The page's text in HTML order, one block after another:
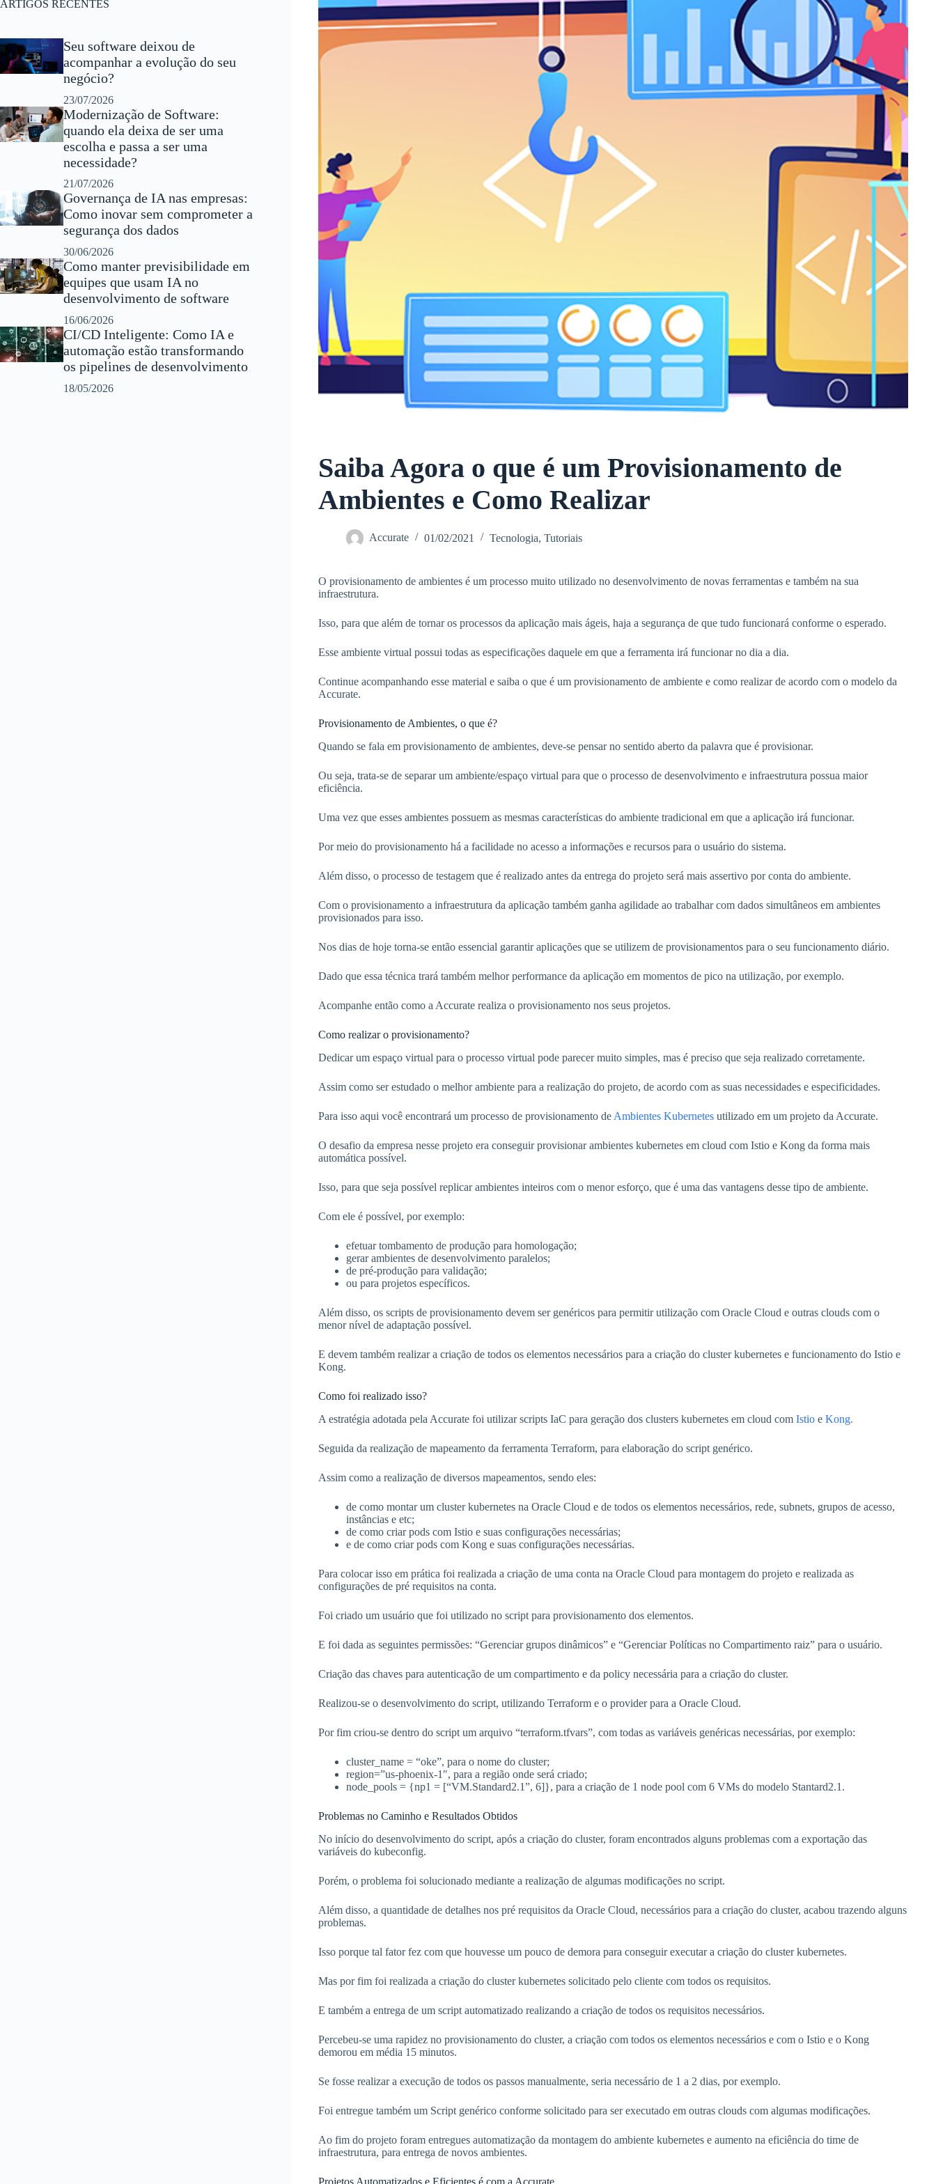
Saiba Agora o que é um Provisionamento de
Ambientes e Como Realizar
Accurate 01/02/2021 Tecnologia, Tutoriais
O provisionamento de ambientes é um processo muito utilizado no desenvolvimento de novas ferramentas e também na sua
infraestrutura.
Isso, para que além de tornar os processos da aplicação mais ágeis, haja a segurança de que tudo funcionará conforme o esperado.
Esse ambiente virtual possui todas as especificações daquele em que a ferramenta irá funcionar no dia a dia.
Continue acompanhando esse material e saiba o que é um provisionamento de ambiente e como realizar de acordo com o modelo da
Accurate.
Provisionamento de Ambientes, o que é?
Quando se fala em provisionamento de ambientes, deve-se pensar no sentido aberto da palavra que é provisionar.
Ou seja, trata-se de separar um ambiente/espaço virtual para que o processo de desenvolvimento e infraestrutura possua maior
eficiência.
Uma vez que esses ambientes possuem as mesmas características do ambiente tradicional em que a aplicação irá funcionar.
Por meio do provisionamento há a facilidade no acesso a informações e recursos para o usuário do sistema.
Além disso, o processo de testagem que é realizado antes da entrega do projeto será mais assertivo por conta do ambiente.
Com o provisionamento a infraestrutura da aplicação também ganha agilidade ao trabalhar com dados simultâneos em ambientes
provisionados para isso.
Nos dias de hoje torna-se então essencial garantir aplicações que se utilizem de provisionamentos para o seu funcionamento diário.
Dado que essa técnica trará também melhor performance da aplicação em momentos de pico na utilização, por exemplo.
Acompanhe então como a Accurate realiza o provisionamento nos seus projetos.
Como realizar o provisionamento?
Dedicar um espaço virtual para o processo virtual pode parecer muito simples, mas é preciso que seja realizado corretamente.
Assim como ser estudado o melhor ambiente para a realização do projeto, de acordo com as suas necessidades e especificidades.
Para isso aqui você encontrará um processo de provisionamento de Ambientes Kubernetes utilizado em um projeto da Accurate.
O desafio da empresa nesse projeto era conseguir provisionar ambientes kubernetes em cloud com Istio e Kong da forma mais
automática possível.
Isso, para que seja possível replicar ambientes inteiros com o menor esforço, que é uma das vantagens desse tipo de ambiente.
Com ele é possível, por exemplo:
efetuar tombamento de produção para homologação;
gerar ambientes de desenvolvimento paralelos;
de pré-produção para validação;
ou para projetos específicos.
Além disso, os scripts de provisionamento devem ser genéricos para permitir utilização com Oracle Cloud e outras clouds com o
menor nível de adaptação possível.
E devem também realizar a criação de todos os elementos necessários para a criação do cluster kubernetes e funcionamento do Istio e
Kong.
Como foi realizado isso?
A estratégia adotada pela Accurate foi utilizar scripts IaC para geração dos clusters kubernetes em cloud com Istioe Kong.
Seguida da realização de mapeamento da ferramenta Terraform, para elaboração do script genérico.
Assim como a realização de diversos mapeamentos, sendo eles:
de como montar um cluster kubernetes na Oracle Cloud e de todos os elementos necessários, rede, subnets, grupos de acesso,
instâncias e etc;
de como criar pods com Istio e suas configurações necessárias;
e de como criar pods com Kong e suas configurações necessárias.
Para colocar isso em prática foi realizada a criação de uma conta na Oracle Cloud para montagem do projeto e realizada as
configurações de pré requisitos na conta.
Foi criado um usuário que foi utilizado no script para provisionamento dos elementos.
E foi dada as seguintes permissões: “Gerenciar grupos dinâmicos” e “Gerenciar Políticas no Compartimento raiz” para o usuário.
Criação das chaves para autenticação de um compartimento e da policy necessária para a criação do cluster.
Realizou-se o desenvolvimento do script, utilizando Terraform e o provider para a Oracle Cloud.
Por fim criou-se dentro do script um arquivo “terraform.tfvars”, com todas as variáveis genéricas necessárias, por exemplo:
cluster_name = “oke”, para o nome do cluster;
region=”us-phoenix-1″, para a região onde será criado;
node_pools = {np1 = [“VM.Standard2.1”, 6]}, para a criação de 1 node pool com 6 VMs do modelo Stantard2.1.
Problemas no Caminho e Resultados Obtidos
No início do desenvolvimento do script, após a criação do cluster, foram encontrados alguns problemas com a exportação das
variáveis do kubeconfig.
Porém, o problema foi solucionado mediante a realização de algumas modificações no script.
Além disso, a quantidade de detalhes nos pré requisitos da Oracle Cloud, necessários para a criação do cluster, acabou trazendo alguns
problemas.
Isso porque tal fator fez com que houvesse um pouco de demora para conseguir executar a criação do cluster kubernetes.
Mas por fim foi realizada a criação do cluster kubernetes solicitado pelo cliente com todos os requisitos.
E também a entrega de um script automatizado realizando a criação de todos os requisitos necessários.
Percebeu-se uma rapidez no provisionamento do cluster, a criação com todos os elementos necessários e com o Istio e o Kong
demorou em média 15 minutos.
Se fosse realizar a execução de todos os passos manualmente, seria necessário de 1 a 2 dias, por exemplo.
Foi entregue também um Script genérico conforme solicitado para ser executado em outras clouds com algumas modificações.
Ao fim do projeto foram entregues automatização da montagem do ambiente kubernetes e aumento na eficiência do time de
infraestrutura, para entrega de novos ambientes.
Projetos Automatizados e Eficientes é com a Accurate
ARTIGOS RECENTES
Seu software deixou de
acompanhar a evolução do seu
negócio?
23/07/2026
Modernização de Software:
quando ela deixa de ser uma
escolha e passa a ser uma
necessidade?
21/07/2026
Governança de IA nas empresas:
Como inovar sem comprometer a
segurança dos dados
30/06/2026
Como manter previsibilidade em
equipes que usam IA no
desenvolvimento de software
16/06/2026
CI/CD Inteligente: Como IA e
automação estão transformando
os pipelines de desenvolvimento
18/05/2026